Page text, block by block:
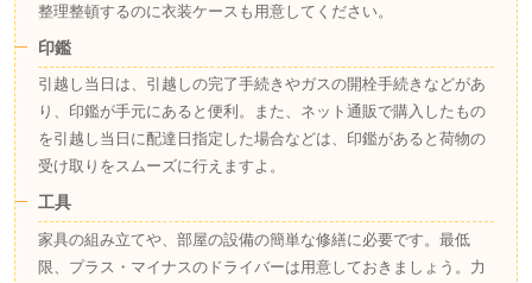
整理整頓するのに衣装ケースも用意してください。
印鑑
引越し当日は、引越しの完了手続きやガスの開栓手続きなどがあ
り、印鑑が手元にあると便利。また、ネット通販で購入したもの
を引越し当日に配達日指定した場合などは、印鑑があると荷物の
受け取りをスムーズに行えますよ。
工具
家具の組み立てや、部屋の設備の簡単な修繕に必要です。最低
限、プラス・マイナスのドライバーは用意しておきましょう。力